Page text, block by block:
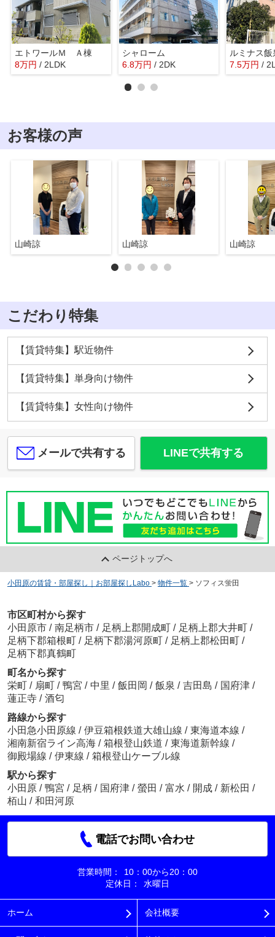
エトワールＭ Ａ棟
8万円 / 2LDK
シャローム
6.8万円 / 2DK
ルミナス飯
7.5万円 /
お客様の声
山崎諒 山崎諒 山崎諒
こだわり特集
【賃貸特集】駅近物件
【賃貸特集】単身向け物件
【賃貸特集】女性向け物件
メールで共有する LINEで共有する
ページトップへ
小田原の賃貸・部屋探し｜お部屋探しLabo > 物件一覧 > ソフィス蛍田
市区町村から探す
小田原市 / 南足柄市 / 足柄上郡開成町 / 足柄上郡大井町 /
足柄下郡箱根町 / 足柄下郡湯河原町 / 足柄上郡松田町 /
足柄下郡真鶴町
町名から探す
栄町 / 扇町 / 鴨宮 / 中里 / 飯田岡 / 飯泉 / 吉田島 / 国府津 /
蓮正寺 / 酒匂
路線から探す
小田急小田原線 / 伊豆箱根鉄道大雄山線 / 東海道本線 /
湘南新宿ライン高海 / 箱根登山鉄道 / 東海道新幹線 /
御殿場線 / 伊東線 / 箱根登山ケーブル線
駅から探す
小田原 / 鴨宮 / 足柄 / 国府津 / 螢田 / 富水 / 開成 / 新松田 /
栢山 / 和田河原
電話でお問い合わせ
営業時間：
10：00から20：00
定休日：
水曜日
ホーム 会社概要